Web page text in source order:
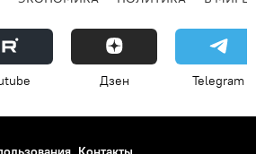
Дзен Telegram